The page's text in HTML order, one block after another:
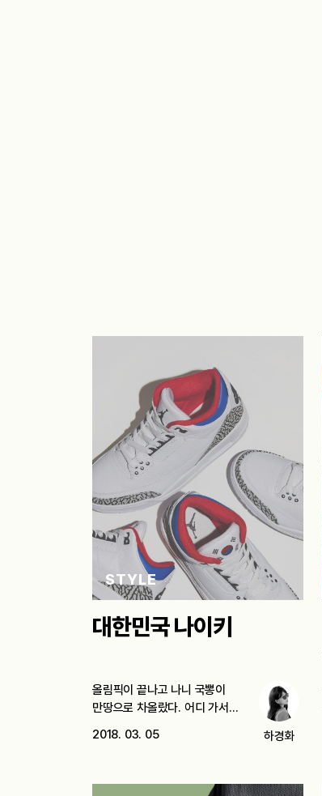
STYLE
대한민국 나이키
올림픽이 끝나고 나니 국뽕이
만땅으로 차올랐다. 어디 가서
2018. 03. 05 하경화